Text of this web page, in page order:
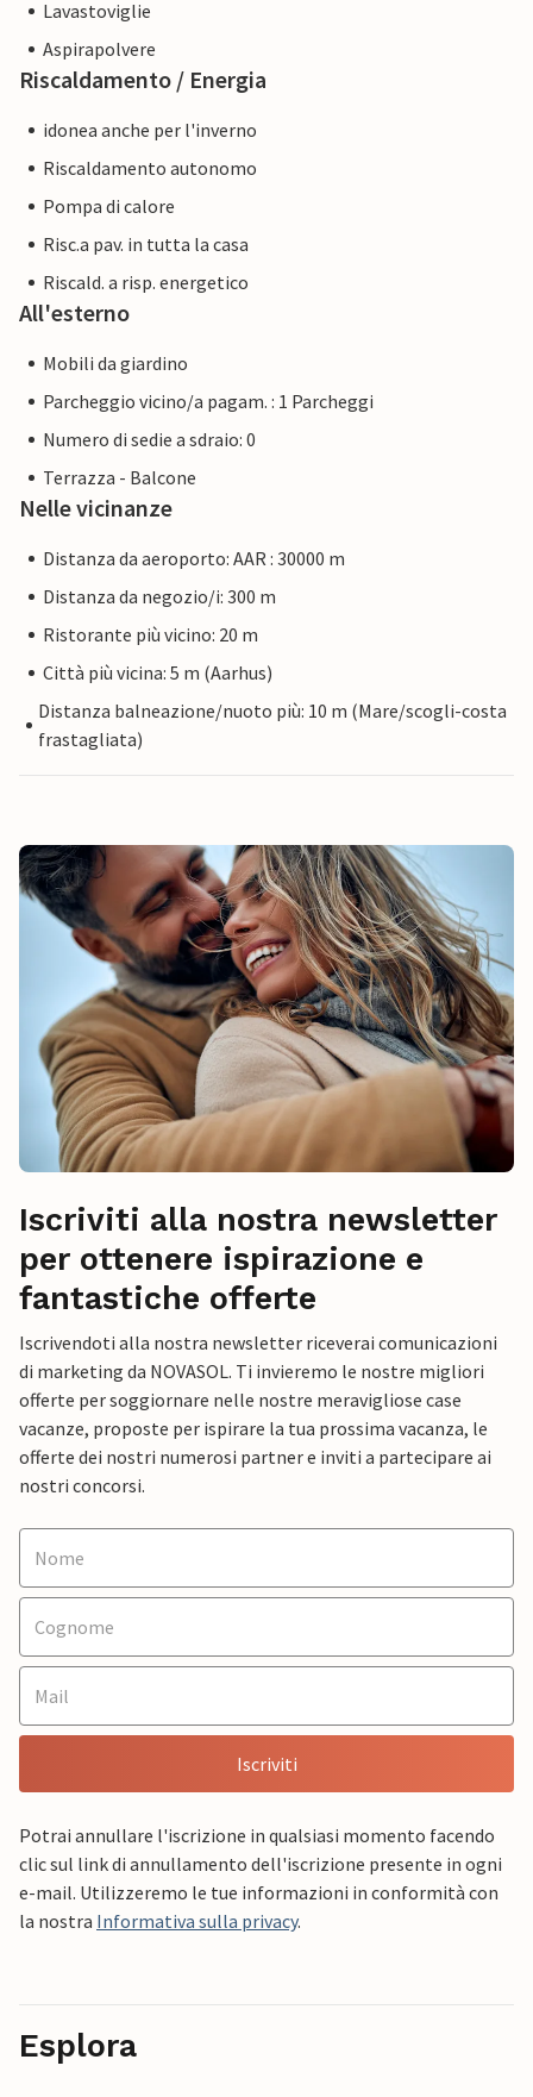
Lavastoviglie
Aspirapolvere
Riscaldamento / Energia
idonea anche per l'inverno
Riscaldamento autonomo
Pompa di calore
Risc.a pav. in tutta la casa
Riscald. a risp. energetico
All'esterno
Mobili da giardino
Parcheggio vicino/a pagam. : 1 Parcheggi
Numero di sedie a sdraio: 0
Terrazza - Balcone
Nelle vicinanze
Distanza da aeroporto: AAR : 30000 m
Distanza da negozio/i: 300 m
Ristorante più vicino: 20 m
Città più vicina: 5 m (Aarhus)
Distanza balneazione/nuoto più: 10 m (Mare/scogli-costa
frastagliata)
Iscriviti alla nostra newsletter
per ottenere ispirazione e
fantastiche offerte
Iscrivendoti alla nostra newsletter riceverai comunicazioni
di marketing da NOVASOL. Ti invieremo le nostre migliori
offerte per soggiornare nelle nostre meravigliose case
vacanze, proposte per ispirare la tua prossima vacanza, le
offerte dei nostri numerosi partner e inviti a partecipare ai
nostri concorsi.
Iscriviti
Potrai annullare l'iscrizione in qualsiasi momento facendo
clic sul link di annullamento dell'iscrizione presente in ogni
e-mail. Utilizzeremo le tue informazioni in conformità con
la nostra Informativa sulla privacy.
Esplora